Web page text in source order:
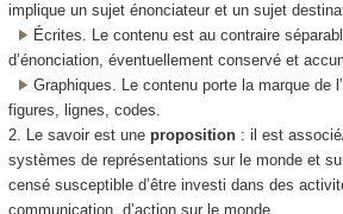
implique un sujet énonciateur et un sujet
Écrites. Le contenu est au contraire
d’énonciation, éventuellement conservé et
Graphiques. Le contenu porte la marque de
figures, lignes, codes.
2. Le savoir est uneproposition: il est
systèmes de représentations sur le monde et
censé susceptible d’être investi dans des
communication, d’action sur le monde.